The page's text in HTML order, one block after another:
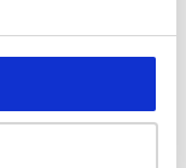
14993.00Kč
14993.00Kč